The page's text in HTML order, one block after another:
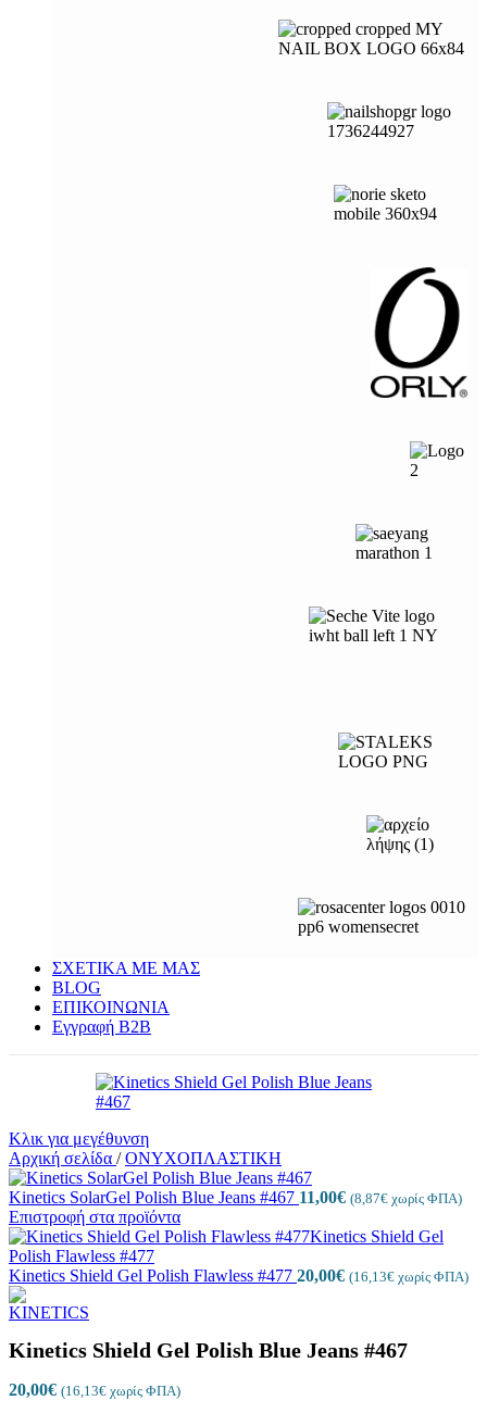
ΣΧΕΤΙΚΑ ΜΕ ΜΑΣ
BLOG
ΕΠΙΚΟΙΝΩΝΙΑ
Εγγραφή Β2Β
Κλικ για μεγέθυνση
Αρχική σελίδα / ΟΝΥΧΟΠΛΑΣΤΙΚΗ
Kinetics SolarGel Polish Blue Jeans #467 11,00€ (8,87€ χωρίς ΦΠΑ)
Επιστροφή στα προϊόντα
Kinetics Shield Gel Polish Flawless #477 20,00€ (16,13€ χωρίς ΦΠΑ)
Kinetics Shield Gel Polish Blue Jeans #467
20,00€ (16,13€ χωρίς ΦΠΑ)